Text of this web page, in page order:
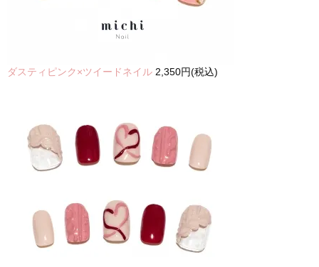
ダスティピンク×ツイードネイル 2,350円(税込)